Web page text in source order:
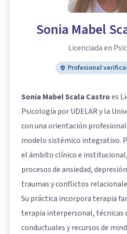
Sonia Mabel
Licenciada en
Profesional
Sonia Mabel Scala Castroes
Psicología por UDELAR y la
con una orientación profesional
modelo sistémico integrativo.
el ámbito clínico e
procesos de ansiedad,
traumas y conflictos
Su práctica incorpora terapia
terapia interpersonal, técnicas
conductuales y recursos de